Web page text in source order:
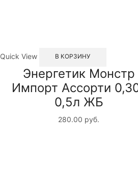
Quick View В КОРЗИНУ
Энергетик Монстр
Импорт Ассорти
0,5л ЖБ
280.00 руб.